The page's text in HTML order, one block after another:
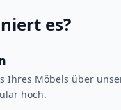
es?
Ihres Möbels über
hoch.